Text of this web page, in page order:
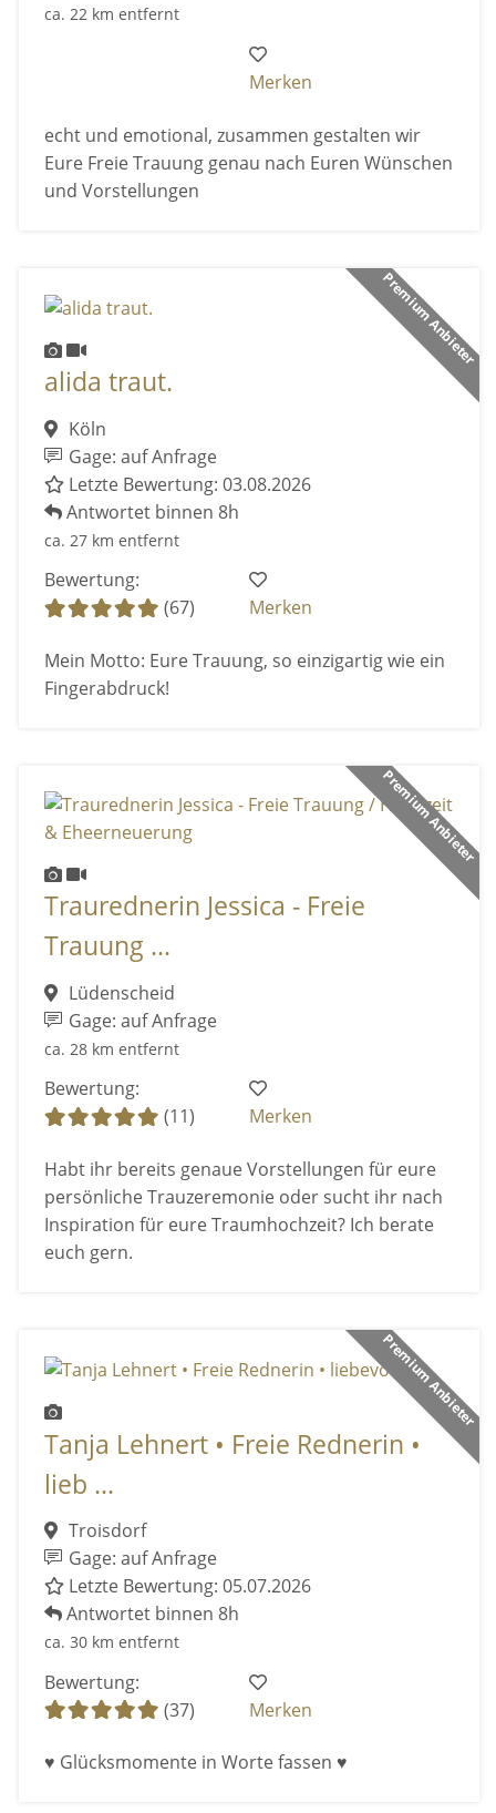
ca. 22 km entfernt
Merken
echt und emotional, zusammen gestalten wir
Eure Freie Trauung genau nach Euren Wünschen
und Vorstellungen
Premium Anbieter
alida traut.
Köln
Gage: auf Anfrage
Letzte Bewertung: 03.08.2026
Antwortet binnen 8h
ca. 27 km entfernt
Bewertung:
(67)
Merken
Mein Motto: Eure Trauung, so einzigartig wie ein
Fingerabdruck!
Premium Anbieter
Traurednerin Jessica - Freie
Trauung ...
Lüdenscheid
Gage: auf Anfrage
ca. 28 km entfernt
Bewertung:
(11)
Merken
Habt ihr bereits genaue Vorstellungen für eure
persönliche Trauzeremonie oder sucht ihr nach
Inspiration für eure Traumhochzeit? Ich berate
euch gern.
Premium Anbieter
Tanja Lehnert • Freie Rednerin •
lieb ...
Troisdorf
Gage: auf Anfrage
Letzte Bewertung: 05.07.2026
Antwortet binnen 8h
ca. 30 km entfernt
Bewertung:
(37)
Merken
♥ Glücksmomente in Worte fassen ♥